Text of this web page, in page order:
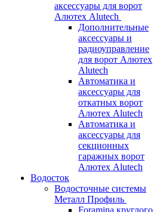
аксессуары для ворот
Алютех Alutech
Дополнительные
аксессуары и
радиоуправление
для ворот Алютех
Alutech
Автоматика и
аксессуары для
откатных ворот
Алютех Alutech
Автоматика и
аксессуары для
секционных
гаражных ворот
Алютех Alutech
Водосток
Водосточные системы
Металл Профиль
Foramina круглого